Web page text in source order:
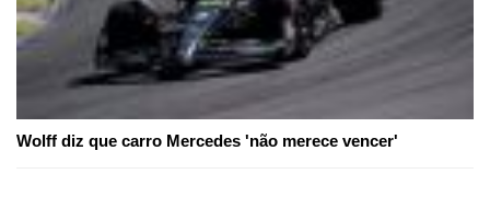
Wolff diz que carro Mercedes 'não merece vencer'